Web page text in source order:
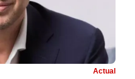
Actual